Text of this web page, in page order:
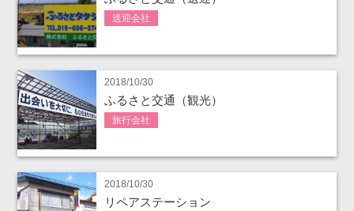
送迎会社
2018/10/30
ふるさと交通（観光）
旅行会社
2018/10/30
リペアステーション